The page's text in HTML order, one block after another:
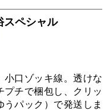
スペシャル
小口ゾッキ線。透けな
プチで梱包し、クリッ
うパック）で発送しま